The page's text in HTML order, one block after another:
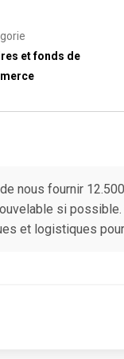
et fonds de
nous fournir
si
et logistiques